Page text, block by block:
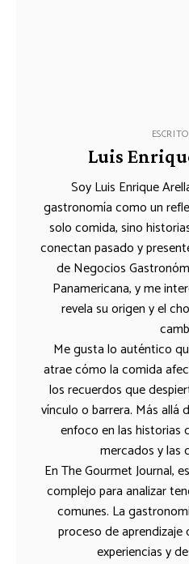
Luis
Soy Luis Enrique
gastronomía como un
solo comida, sino
conectan pasado y
de Negocios
Panamericana, y me
revela su origen y el
Me gusta lo auténtico
atrae cómo la comida
los recuerdos que
vínculo o barrera. Más allá
enfoco en las historias
mercados y las
En The Gourmet Journal,
complejo para analizar
comunes. La
proceso de
experiencias y